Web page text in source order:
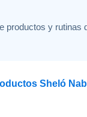
productos y
Sheló